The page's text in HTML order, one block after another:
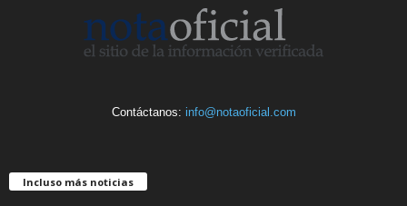
Contáctanos: info@notaoficial.com
Incluso más noticias